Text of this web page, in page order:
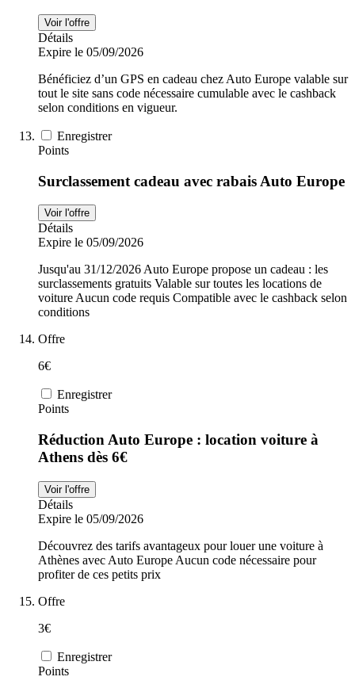
Voir l'offre
Détails
Expire le 05/09/2026
Bénéficiez d’un GPS en cadeau chez Auto Europe valable sur
tout le site sans code nécessaire cumulable avec le cashback
selon conditions en vigueur.
Enregistrer
Points
Surclassement cadeau avec rabais Auto Europe
Voir l'offre
Détails
Expire le 05/09/2026
Jusqu'au 31/12/2026 Auto Europe propose un cadeau : les
surclassements gratuits Valable sur toutes les locations de
voiture Aucun code requis Compatible avec le cashback selon
conditions
Offre
6€
Enregistrer
Points
Réduction Auto Europe : location voiture à
Athens dès 6€
Voir l'offre
Détails
Expire le 05/09/2026
Découvrez des tarifs avantageux pour louer une voiture à
Athènes avec Auto Europe Aucun code nécessaire pour
profiter de ces petits prix
Offre
3€
Enregistrer
Points